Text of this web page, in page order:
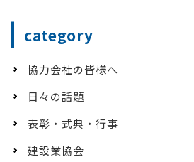
category
協力会社の皆様へ
日々の話題
表彰・式典・行事
建設業協会